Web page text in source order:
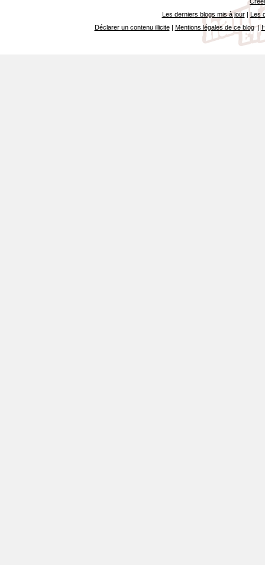
Les derniers blogs mis à jour| Les
Déclarer un contenu illicite| Mentions légales de ce blog|